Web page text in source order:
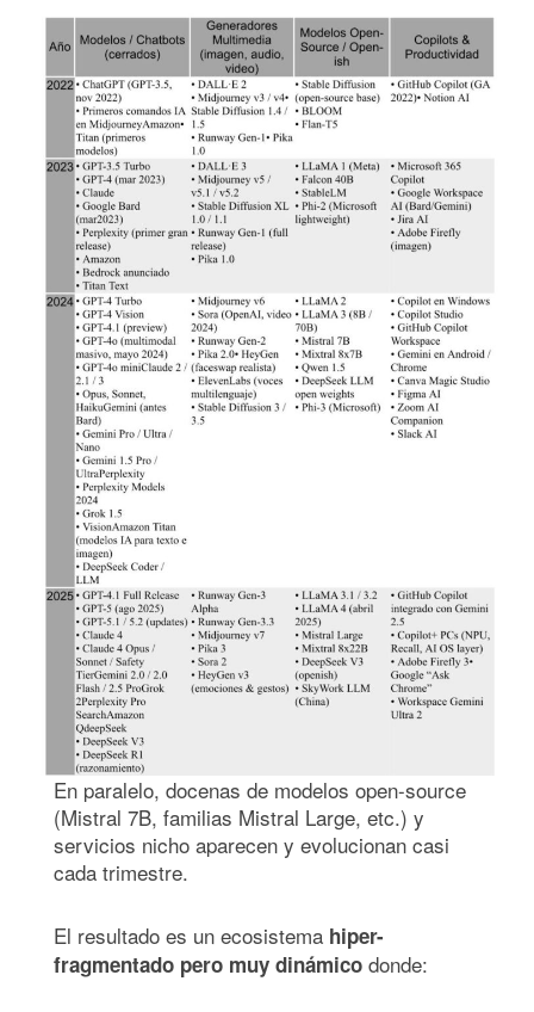
En paralelo, docenas de modelos open-source
(Mistral 7B, familias Mistral Large, etc.) y
servicios nicho aparecen y evolucionan casi
cada trimestre.
El resultado es un ecosistema hiper-
fragmentado pero muy dinámico donde: